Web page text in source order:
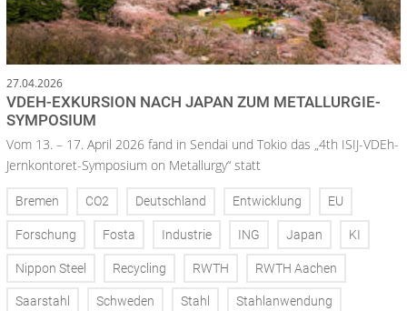
27.04.2026
VDEH-EXKURSION NACH JAPAN ZUM METALLURGIE-
SYMPOSIUM
Vom 13. – 17. April 2026 fand in Sendai und Tokio das „4th ISIJ-VDEh-
Jernkontoret-Symposium on Metallurgy“ statt
Bremen CO2 Deutschland Entwicklung EU
Forschung Fosta Industrie ING Japan KI
Nippon Steel Recycling RWTH RWTH Aachen
Saarstahl Schweden Stahl Stahlanwendung